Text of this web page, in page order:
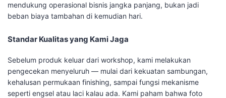
mendukung operasional bisnis jangka panjang, bukan jadi
beban biaya tambahan di kemudian hari.
Standar Kualitas yang Kami Jaga
Sebelum produk keluar dari workshop, kami melakukan
pengecekan menyeluruh — mulai dari kekuatan sambungan,
kehalusan permukaan finishing, sampai fungsi mekanisme
seperti engsel atau laci kalau ada. Kami paham bahwa foto